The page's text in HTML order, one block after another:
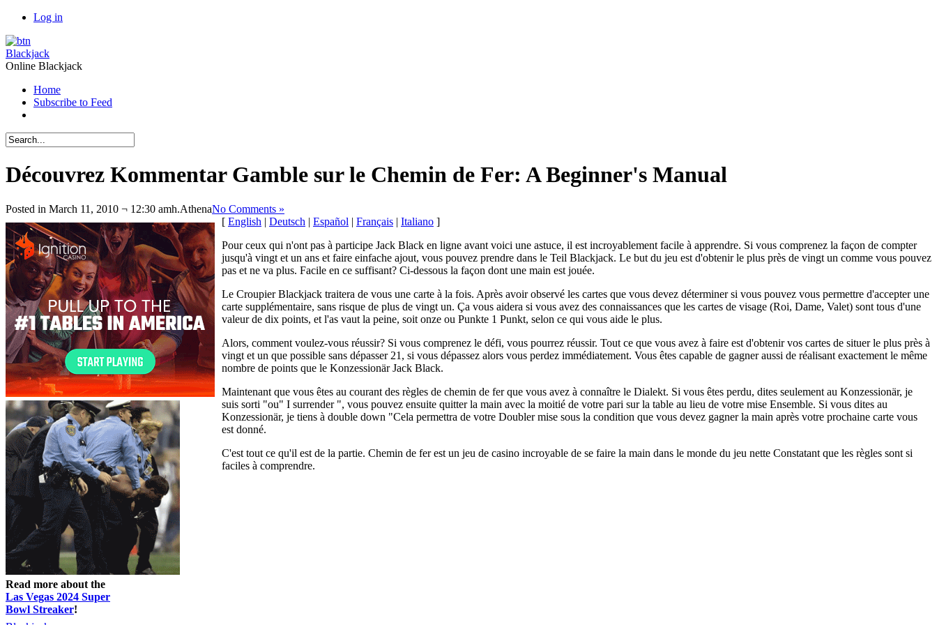
Log in
Blackjack
Online Blackjack
Home
Subscribe to Feed
Découvrez Kommentar Gamble sur le Chemin de Fer: A Beginner's Manual
Posted in March 11, 2010 ¬ 12:30 amh.AthenaNo Comments »
Read more about the
Las Vegas 2024 Super
Bowl Streaker!
[ English | Deutsch | Español | Français | Italiano ]
Pour ceux qui n'ont pas à participe Jack Black en ligne avant voici une astuce, il est incroyablement facile à apprendre. Si vous comprenez la façon de compter
jusqu'à vingt et un ans et faire einfache ajout, vous pouvez prendre dans le Teil Blackjack. Le but du jeu est d'obtenir le plus près de vingt un comme vous pouvez
pas et ne va plus. Facile en ce suffisant? Ci-dessous la façon dont une main est jouée.
Le Croupier Blackjack traitera de vous une carte à la fois. Après avoir observé les cartes que vous devez déterminer si vous pouvez vous permettre d'accepter une
carte supplémentaire, sans risque de plus de vingt un. Ça vous aidera si vous avez des connaissances que les cartes de visage (Roi, Dame, Valet) sont tous d'une
valeur de dix points, et l'as vaut la peine, soit onze ou Punkte 1 Punkt, selon ce qui vous aide le plus.
Alors, comment voulez-vous réussir? Si vous comprenez le défi, vous pourrez réussir. Tout ce que vous avez à faire est d'obtenir vos cartes de situer le plus près à
vingt et un que possible sans dépasser 21, si vous dépassez alors vous perdez immédiatement. Vous êtes capable de gagner aussi de réalisant exactement le même
nombre de points que le Konzessionär Jack Black.
Maintenant que vous êtes au courant des règles de chemin de fer que vous avez à connaître le Dialekt. Si vous êtes perdu, dites seulement au Konzessionär, je
suis sorti "ou" I surrender ", vous pouvez ensuite quitter la main avec la moitié de votre pari sur la table au lieu de votre mise Ensemble. Si vous dites au
Konzessionär, je tiens à double down "Cela permettra de votre Doubler mise sous la condition que vous devez gagner la main après votre prochaine carte vous
est donné.
C'est tout ce qu'il est de la partie. Chemin de fer est un jeu de casino incroyable de se faire la main dans le monde du jeu nette Constatant que les règles sont si
faciles à comprendre.